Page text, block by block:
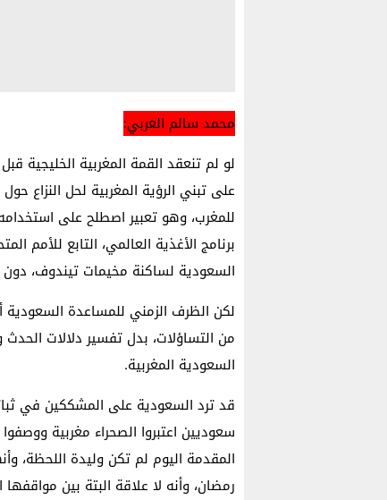
محمد سالم العربي:
لو لم تنعقد القمة المغربية الخليجية
على تبني الرؤية المغربية لحل النزاع
للمغرب، وهو تعبير اصطلح على
برنامج الأغذية العالمي، التابع للأمم
السعودية لساكنة مخيمات تيندوف، دون
لكن الظرف الزمني للمساعدة السعودية
من التساؤلات، بدل تفسير دلالات
السعودية المغربية.
قد ترد السعودية على المشككين في
سعوديين اعتبروا الصحراء مغربية ووصفوا
المقدمة اليوم لم تكن وليدة
رمضان، وأنه لا علاقة البتة بين